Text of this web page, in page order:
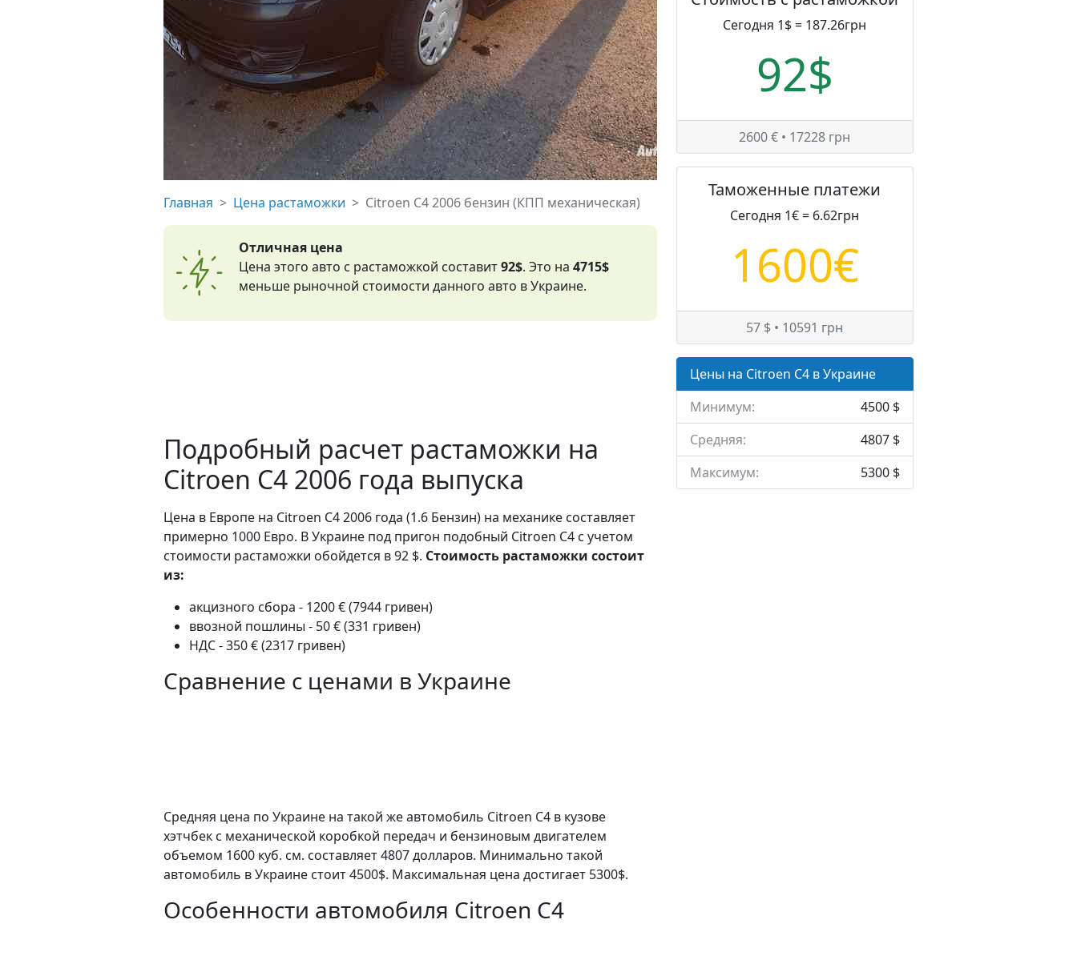
Главная Цена растаможки Citroen C4 2006 бензин (КПП механическая)
Отличная цена
Цена этого авто с растаможкой составит92$. Это на4715$
меньше рыночной стоимости данного авто в Украине.
Подробный расчет растаможки на
Citroen C4 2006 года выпуска
Цена в Европе на Citroen C4 2006 года (1.6 Бензин) на механике составляет
примерно 1000 Евро. В Украине под пригон подобный Citroen C4 с учетом
стоимости растаможки обойдется в 92 $. Стоимость растаможки состоит
из:
акцизного сбора - 1200 € (7944 гривен)
ввозной пошлины - 50 € (331 гривен)
НДС - 350 € (2317 гривен)
Сравнение с ценами в Украине
Средняя цена по Украине на такой же автомобиль Citroen C4 в кузове
хэтчбек c механической коробкой передач и бензиновым двигателем
объемом 1600 куб. см. составляет 4807 долларов. Минимально такой
автомобиль в Украине стоит 4500$. Максимальная цена достигает 5300$.
Особенности автомобиля Citroen C4
Сегодня 1$ = 187.26грн
92$
2600 € • 17228 грн
Таможенные платежи
Сегодня 1€ = 6.62грн
1600€
57 $ • 10591 грн
Цены на Citroen C4 в Украине
Минимум:
4500 $
Средняя:
4807 $
Максимум:
5300 $